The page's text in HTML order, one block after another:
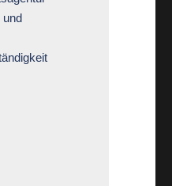
und